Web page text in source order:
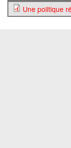
Une politique